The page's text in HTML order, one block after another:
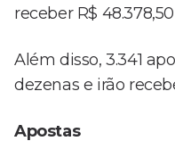
receber R$
Além disso, 3.341
dezenas e irão
Apostas